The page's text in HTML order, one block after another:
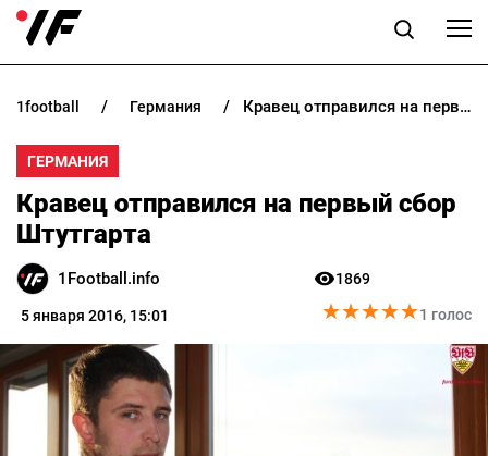
НОВОСТИ
ПРОГНОЗЫ
БУКМЕКЕРЫ
КАЗИНО
РАЗНОЕ
1football германия Кравец отправился на первый сбор Штутгарта
ГЕРМАНИЯ
Кравец отправился на первый сбор
Штутгарта
1Football.info
5 января 2016, 15:01
1869
★★★★★
★★★★★1 голос